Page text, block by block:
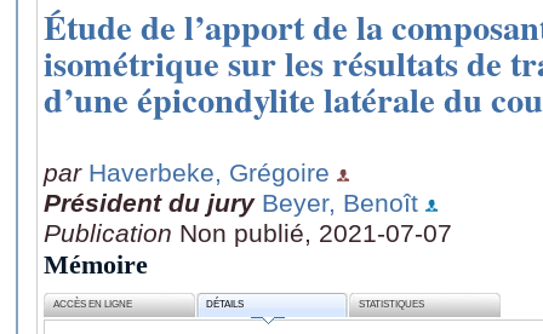
Étude de l’apport de la
isométrique sur les résultats de
d’une épicondylite latérale du
par Haverbeke, Grégoire
Président du jury Beyer, Benoît
Publication Non publié, 2021-07-07
Mémoire
ACCÈS EN LIGNE DÉTAILS STATISTIQUES